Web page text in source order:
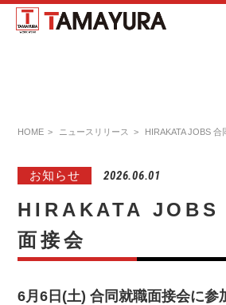
HOME ニュースリリース HIRAKATA JOBS 合
お知らせ 2026.06.01
HIRAKATA JOBS
面接会
6月6日(土) 合同就職面接会に参